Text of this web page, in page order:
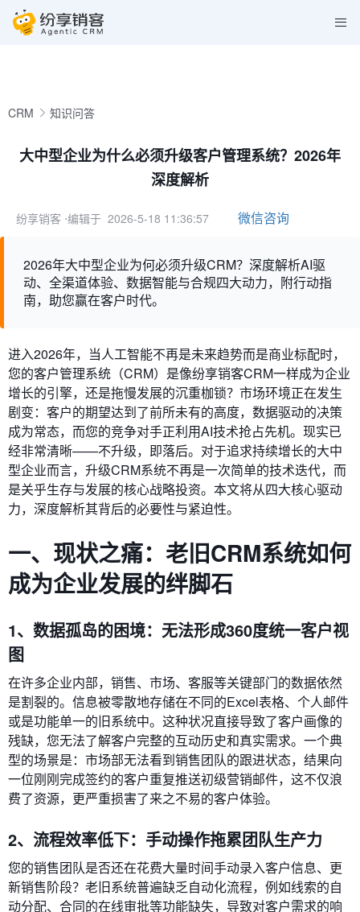
CRM 知识问答
大中型企业为什么必须升级客户管理系统？2026年
深度解析
纷享销客 ⋅编辑于 2026-5-18 11:36:57 微信咨询
2026年大中型企业为何必须升级CRM？深度解析AI驱
动、全渠道体验、数据智能与合规四大动力，附行动指
南，助您赢在客户时代。
进入2026年，当人工智能不再是未来趋势而是商业标配时，
您的客户管理系统（CRM）是像纷享销客CRM一样成为企业
增长的引擎，还是拖慢发展的沉重枷锁？市场环境正在发生
剧变：客户的期望达到了前所未有的高度，数据驱动的决策
成为常态，而您的竞争对手正利用AI技术抢占先机。现实已
经非常清晰——不升级，即落后。对于追求持续增长的大中
型企业而言，升级CRM系统不再是一次简单的技术迭代，而
是关乎生存与发展的核心战略投资。本文将从四大核心驱动
力，深度解析其背后的必要性与紧迫性。
一、现状之痛：老旧CRM系统如何
成为企业发展的绊脚石
1、数据孤岛的困境：无法形成360度统一客户视
图
在许多企业内部，销售、市场、客服等关键部门的数据依然
是割裂的。信息被零散地存储在不同的Excel表格、个人邮件
或是功能单一的旧系统中。这种状况直接导致了客户画像的
残缺，您无法了解客户完整的互动历史和真实需求。一个典
型的场景是：市场部无法看到销售团队的跟进状态，结果向
一位刚刚完成签约的客户重复推送初级营销邮件，这不仅浪
费了资源，更严重损害了来之不易的客户体验。
2、流程效率低下：手动操作拖累团队生产力
您的销售团队是否还在花费大量时间手动录入客户信息、更
新销售阶段？老旧系统普遍缺乏自动化流程，例如线索的自
动分配、合同的在线审批等功能缺失，导致对客户需求的响